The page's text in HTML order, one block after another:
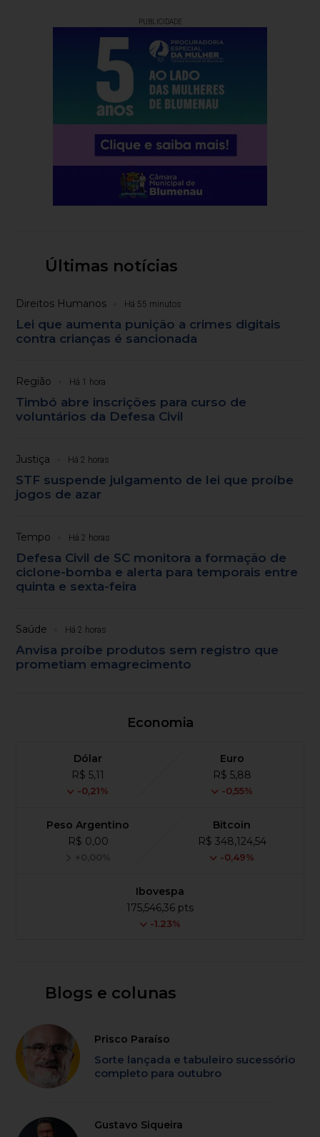
PUBLICIDADE
Últimas notícias
Direitos Humanos Há 55 minutos
Lei que aumenta punição a crimes digitais
contra crianças é sancionada
Região Há 1 hora
Timbó abre inscrições para curso de
voluntários da Defesa Civil
Justiça Há 2 horas
STF suspende julgamento de lei que proíbe
jogos de azar
Tempo Há 2 horas
Defesa Civil de SC monitora a formação de
ciclone-bomba e alerta para temporais entre
quinta e sexta-feira
Saúde Há 2 horas
Anvisa proíbe produtos sem registro que
prometiam emagrecimento
Economia
Dólar
R$ 5,11
-0,21%
Euro
R$ 5,88
-0,55%
Peso Argentino
R$ 0,00
+0,00%
Bitcoin
R$ 348,124,54
-0,49%
Ibovespa
175,546,36 pts
-1.23%
Blogs e colunas
Prisco Paraíso
Sorte lançada e tabuleiro sucessório
completo para outubro
Gustavo Siqueira